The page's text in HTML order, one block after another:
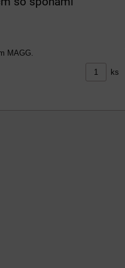
MAGG.
ks